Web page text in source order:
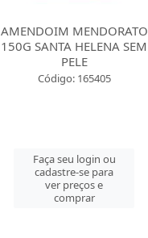
AMENDOIM MENDORATO
150G SANTA HELENA SEM
PELE
Código: 165405
Faça seu login ou
cadastre-se para
ver preços e
comprar